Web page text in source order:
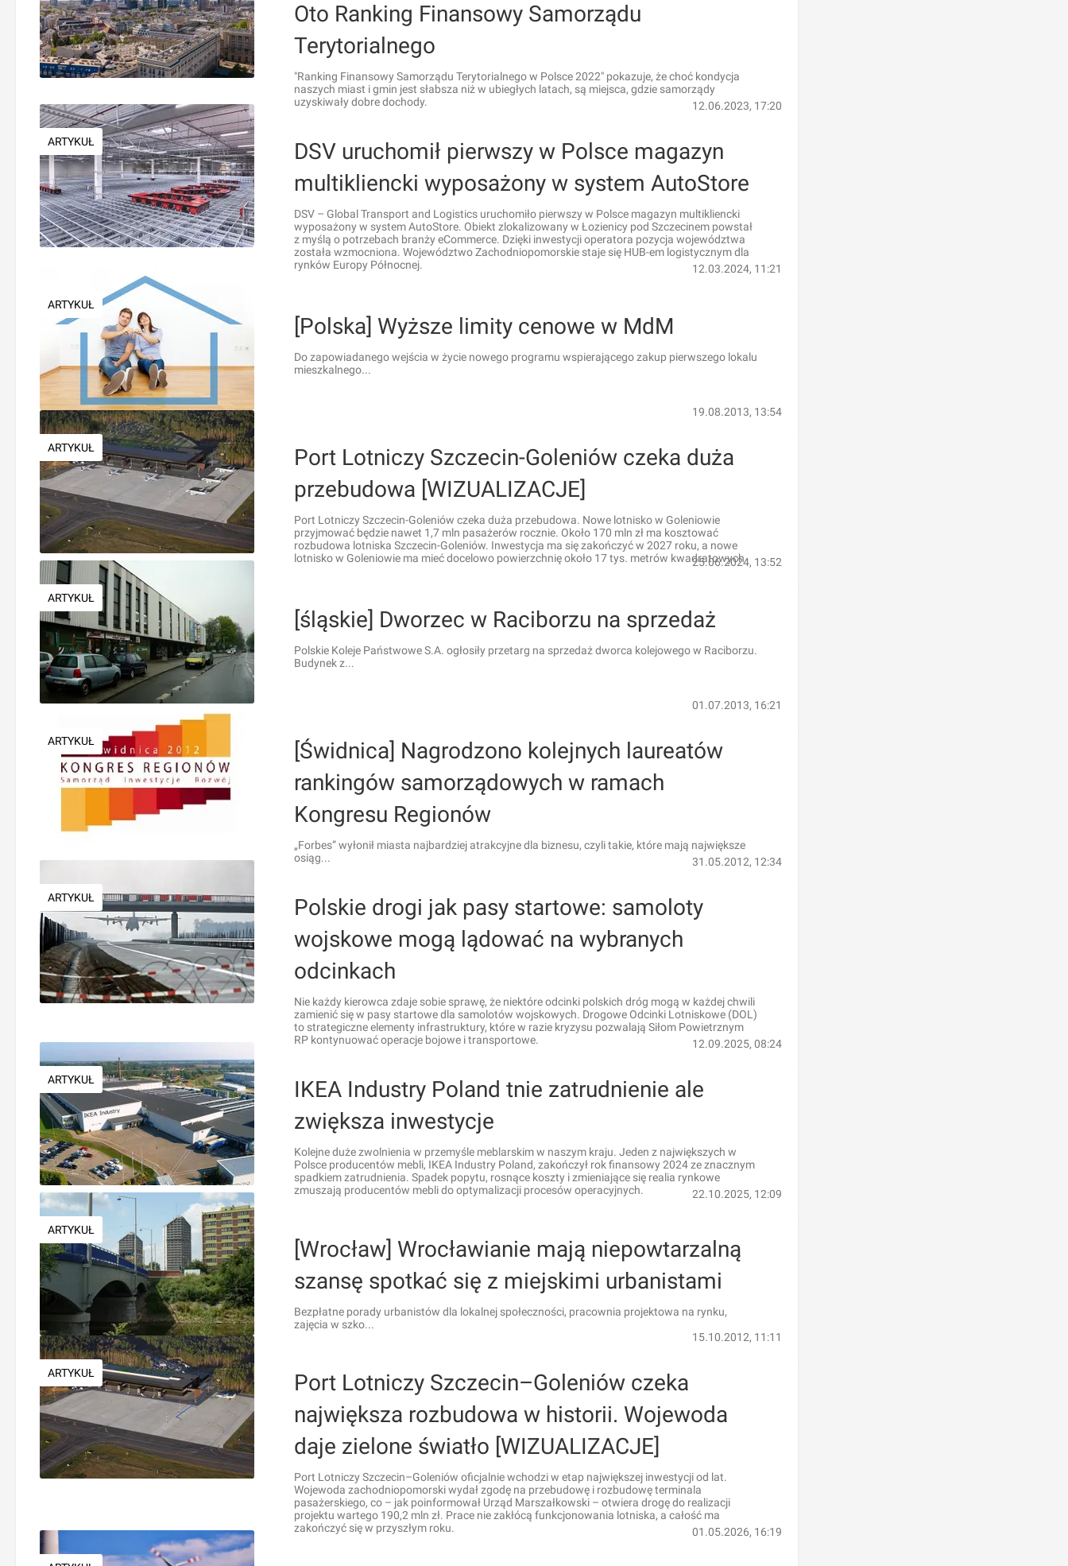
Oto Ranking Finansowy Samorządu
Terytorialnego
"Ranking Finansowy Samorządu Terytorialnego w Polsce 2022" pokazuje, że choć kondycja
naszych miast i gmin jest słabsza niż w ubiegłych latach, są miejsca, gdzie samorządy
uzyskiwały dobre dochody.
12.06.2023, 17:20
ARTYKUŁ
DSV uruchomił pierwszy w Polsce magazyn
multikliencki wyposażony w system AutoStore
DSV – Global Transport and Logistics uruchomiło pierwszy w Polsce magazyn multikliencki
wyposażony w system AutoStore. Obiekt zlokalizowany w Łozienicy pod Szczecinem powstał
z myślą o potrzebach branży eCommerce. Dzięki inwestycji operatora pozycja województwa
została wzmocniona. Województwo Zachodniopomorskie staje się HUB-em logistycznym dla
rynków Europy Północnej.
12.03.2024, 11:21
ARTYKUŁ
[Polska] Wyższe limity cenowe w MdM
Do zapowiadanego wejścia w życie nowego programu wspierającego zakup pierwszego lokalu
mieszkalnego...
19.08.2013, 13:54
ARTYKUŁ
Port Lotniczy Szczecin-Goleniów czeka duża
przebudowa [WIZUALIZACJE]
Port Lotniczy Szczecin-Goleniów czeka duża przebudowa. Nowe lotnisko w Goleniowie
przyjmować będzie nawet 1,7 mln pasażerów rocznie. Około 170 mln zł ma kosztować
rozbudowa lotniska Szczecin-Goleniów. Inwestycja ma się zakończyć w 2027 roku, a nowe
lotnisko w Goleniowie ma mieć docelowo powierzchnię około 17 tys. metrów kwadratowych
25.06.2024, 13:52
ARTYKUŁ
[śląskie] Dworzec w Raciborzu na sprzedaż
Polskie Koleje Państwowe S.A. ogłosiły przetarg na sprzedaż dworca kolejowego w Raciborzu.
Budynek z...
01.07.2013, 16:21
ARTYKUŁ
[Świdnica] Nagrodzono kolejnych laureatów
rankingów samorządowych w ramach
Kongresu Regionów
„Forbes” wyłonił miasta najbardziej atrakcyjne dla biznesu, czyli takie, które mają największe
osiąg...
31.05.2012, 12:34
ARTYKUŁ
Polskie drogi jak pasy startowe: samoloty
wojskowe mogą lądować na wybranych
odcinkach
Nie każdy kierowca zdaje sobie sprawę, że niektóre odcinki polskich dróg mogą w każdej chwili
zamienić się w pasy startowe dla samolotów wojskowych. Drogowe Odcinki Lotniskowe (DOL)
to strategiczne elementy infrastruktury, które w razie kryzysu pozwalają Siłom Powietrznym
RP kontynuować operacje bojowe i transportowe.
12.09.2025, 08:24
ARTYKUŁ
IKEA Industry Poland tnie zatrudnienie ale
zwiększa inwestycje
Kolejne duże zwolnienia w przemyśle meblarskim w naszym kraju. Jeden z największych w
Polsce producentów mebli, IKEA Industry Poland, zakończył rok finansowy 2024 ze znacznym
spadkiem zatrudnienia. Spadek popytu, rosnące koszty i zmieniające się realia rynkowe
zmuszają producentów mebli do optymalizacji procesów operacyjnych.
22.10.2025, 12:09
ARTYKUŁ
[Wrocław] Wrocławianie mają niepowtarzalną
szansę spotkać się z miejskimi urbanistami
Bezpłatne porady urbanistów dla lokalnej społeczności, pracownia projektowa na rynku,
zajęcia w szko...
15.10.2012, 11:11
ARTYKUŁ
Port Lotniczy Szczecin–Goleniów czeka
największa rozbudowa w historii. Wojewoda
daje zielone światło [WIZUALIZACJE]
Port Lotniczy Szczecin–Goleniów oficjalnie wchodzi w etap największej inwestycji od lat.
Wojewoda zachodniopomorski wydał zgodę na przebudowę i rozbudowę terminala
pasażerskiego, co – jak poinformował Urząd Marszałkowski – otwiera drogę do realizacji
projektu wartego 190,2 mln zł. Prace nie zakłócą funkcjonowania lotniska, a całość ma
zakończyć się w przyszłym roku.
01.05.2026, 16:19